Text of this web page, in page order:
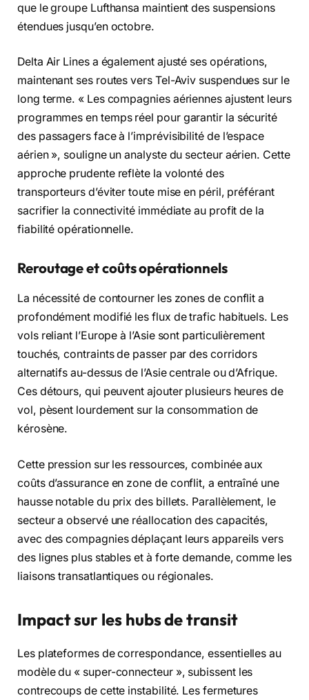
que le groupe Lufthansa maintient des suspensions
étendues jusqu’en octobre.
Delta Air Lines a également ajusté ses opérations,
maintenant ses routes vers Tel-Aviv suspendues sur le
long terme. « Les compagnies aériennes ajustent leurs
programmes en temps réel pour garantir la sécurité
des passagers face à l’imprévisibilité de l’espace
aérien », souligne un analyste du secteur aérien. Cette
approche prudente reflète la volonté des
transporteurs d’éviter toute mise en péril, préférant
sacrifier la connectivité immédiate au profit de la
fiabilité opérationnelle.
Reroutage et coûts opérationnels
La nécessité de contourner les zones de conflit a
profondément modifié les flux de trafic habituels. Les
vols reliant l’Europe à l’Asie sont particulièrement
touchés, contraints de passer par des corridors
alternatifs au-dessus de l’Asie centrale ou d’Afrique.
Ces détours, qui peuvent ajouter plusieurs heures de
vol, pèsent lourdement sur la consommation de
kérosène.
Cette pression sur les ressources, combinée aux
coûts d’assurance en zone de conflit, a entraîné une
hausse notable du prix des billets. Parallèlement, le
secteur a observé une réallocation des capacités,
avec des compagnies déplaçant leurs appareils vers
des lignes plus stables et à forte demande, comme les
liaisons transatlantiques ou régionales.
Impact sur les hubs de transit
Les plateformes de correspondance, essentielles au
modèle du « super-connecteur », subissent les
contrecoups de cette instabilité. Les fermetures